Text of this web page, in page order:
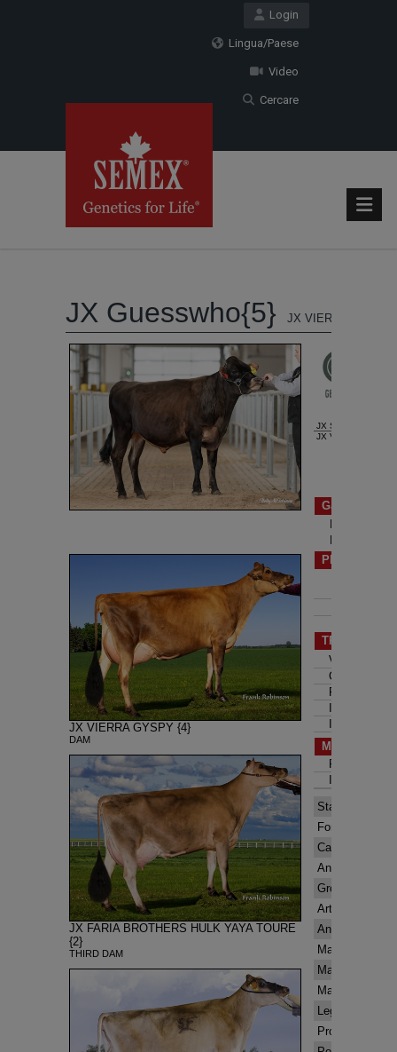
Login
Lingua/Paese
Video
Cercare